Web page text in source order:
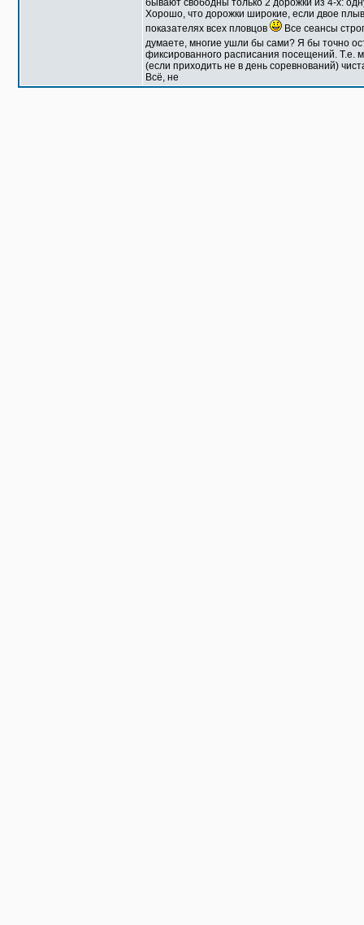
бывают свободны только 2 дорожки из 4-х:
Хорошо, что дорожки широкие, если двое
показателях всех пловцов
Все сеансы
думаете, многие ушли бы сами? Я бы точно
фиксированного расписания посещений. Т.е.
(если приходить не в день соревнований)
Всё, не